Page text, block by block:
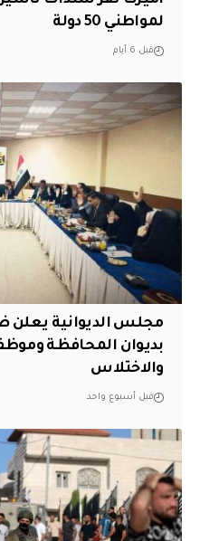
لمواطني 50 دولة
قبل 6 أيام
مجلس الديوانية
بديوان المحافظة
والاختلاس
قبل أسبوع واحد